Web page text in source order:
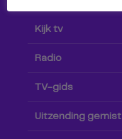
Kijk tv
Radio
TV-gids
Uitzending gemist